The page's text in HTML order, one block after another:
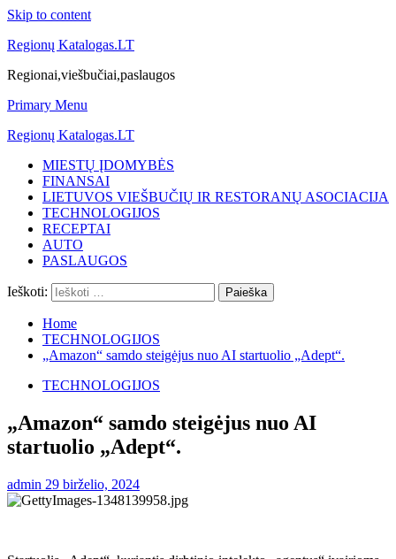
Skip to content
Regionų Katalogas.LT
Regionai,viešbučiai,paslaugos
Primary Menu
Regionų Katalogas.LT
MIESTŲ ĮDOMYBĖS
FINANSAI
LIETUVOS VIEŠBUČIŲ IR RESTORANŲ ASOCIACIJA
TECHNOLOGIJOS
RECEPTAI
AUTO
PASLAUGOS
Ieškoti:
Home
TECHNOLOGIJOS
„Amazon“ samdo steigėjus nuo AI startuolio „Adept“.
TECHNOLOGIJOS
„Amazon“ samdo steigėjus nuo AI
startuolio „Adept“.
admin 29 birželio, 2024